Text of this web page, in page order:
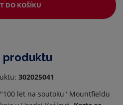
DO KOŠÍKU
produktu
302025041
let na soutoku" Mountfieldu